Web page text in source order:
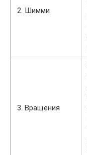
2. Шимми
3. Вращения